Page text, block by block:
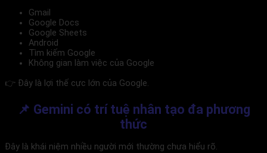
Gmail
Google Docs
Google Sheets
Android
Tìm kiếm Google
Không gian làm việc của Google
👉 Đây là lợi thế cực lớn của Google.
📌 Gemini có trí tuệ nhân tạo đa phương
thức
Đây là khái niệm nhiều người mới thường chưa hiểu rõ.